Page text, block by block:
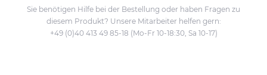
Sie benötigen Hilfe bei der Bestellung oder haben Fragen zu
diesem Produkt? Unsere Mitarbeiter helfen gern:
+49 (0)40 413 49 85-18 (Mo-Fr 10-18:30, Sa 10-17)